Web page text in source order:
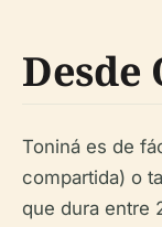
Desde
Toniná es de
compartida) o
que dura entre